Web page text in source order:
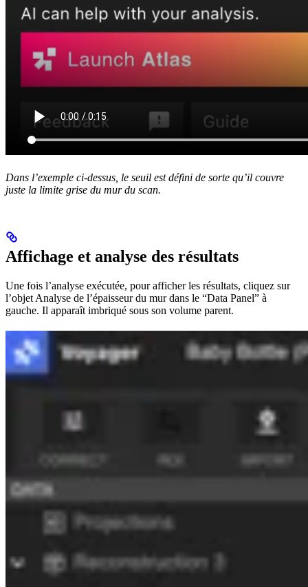
Dans l’exemple ci-dessus, le seuil est défini de sorte qu’il couvre
juste la limite grise du mur du scan.
Affichage et analyse des résultats
Une fois l’analyse exécutée, pour afficher les résultats, cliquez sur
l’objet Analyse de l’épaisseur du mur dans le “Data Panel” à
gauche. Il apparaît imbriqué sous son volume parent.